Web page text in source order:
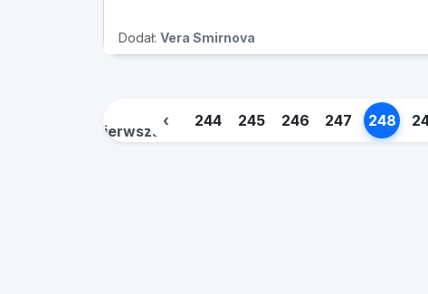
Dodał: Vera Smirnova
Pierwsza
‹ 244 245 246 247 248